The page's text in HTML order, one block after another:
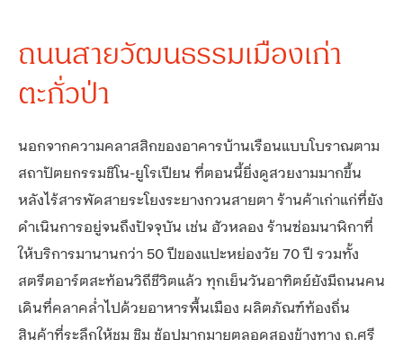
ถนนสายวัฒนธรรมเมืองเก่า
ตะกั่วป่า
นอกจากความคลาสสิกของอาคารบ้านเรือนแบบโบราณตาม
สถาปัตยกรรมชิโน-ยูโรเปียน ที่ตอนนี้ยิ่งดูสวยงามมากขึ้น
หลังไร้สารพัดสายระโยงระยางกวนสายตา ร้านค้าเก่าแก่ที่ยัง
ดำเนินการอยู่จนถึงปัจจุบัน เช่น ฮัวหลอง ร้านซ่อมนาฬิกาที่
ให้บริการมานานกว่า 50 ปีของแปะหย่องวัย 70 ปี รวมทั้ง
สตรีตอาร์ตสะท้อนวิถีชีวิตแล้ว ทุกเย็นวันอาทิตย์ยังมีถนนคน
เดินที่คลาคล่ำไปด้วยอาหารพื้นเมือง ผลิตภัณฑ์ท้องถิ่น
สินค้าที่ระลึกให้ชม ชิม ช้อปมากมายตลอดสองข้างทาง ถ.ศรี